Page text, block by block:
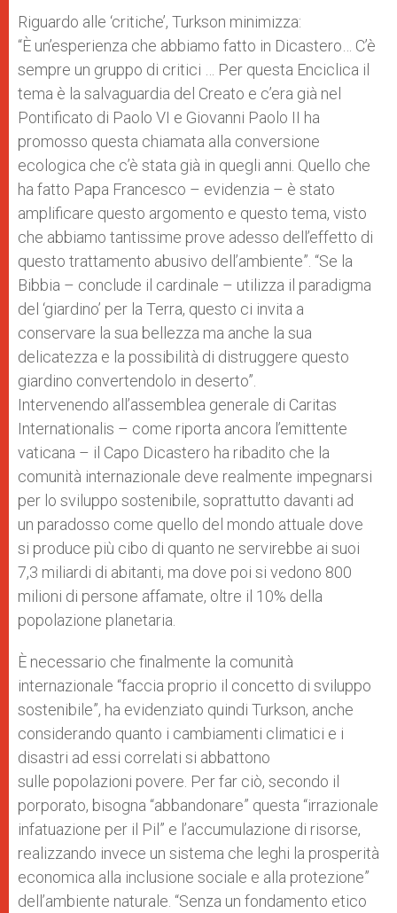
Riguardo alle ‘critiche’, Turkson minimizza:
“È un’esperienza che abbiamo fatto in Dicastero… C’è
sempre un gruppo di critici … Per questa Enciclica il
tema è la salvaguardia del Creato e c’era già nel
Pontificato di Paolo VI e Giovanni Paolo II ha
promosso questa chiamata alla conversione
ecologica che c’è stata già in quegli anni. Quello che
ha fatto Papa Francesco – evidenzia – è stato
amplificare questo argomento e questo tema, visto
che abbiamo tantissime prove adesso dell’effetto di
questo trattamento abusivo dell’ambiente”. “Se la
Bibbia – conclude il cardinale – utilizza il paradigma
del ‘giardino’ per la Terra, questo ci invita a
conservare la sua bellezza ma anche la sua
delicatezza e la possibilità di distruggere questo
giardino convertendolo in deserto”.
Intervenendo all’assemblea generale di Caritas
Internationalis – come riporta ancora l’emittente
vaticana – il Capo Dicastero ha ribadito che la
comunità internazionale deve realmente impegnarsi
per lo sviluppo sostenibile, soprattutto davanti ad
un paradosso come quello del mondo attuale dove
si produce più cibo di quanto ne servirebbe ai suoi
7,3 miliardi di abitanti, ma dove poi si vedono 800
milioni di persone affamate, oltre il 10% della
popolazione planetaria.
È necessario che finalmente la comunità
internazionale “faccia proprio il concetto di sviluppo
sostenibile”, ha evidenziato quindi Turkson, anche
considerando quanto i cambiamenti climatici e i
disastri ad essi correlati si abbattono
sulle popolazioni povere. Per far ciò, secondo il
porporato, bisogna “abbandonare” questa “irrazionale
infatuazione per il Pil” e l’accumulazione di risorse,
realizzando invece un sistema che leghi la prosperità
economica alla inclusione sociale e alla protezione”
dell’ambiente naturale. “Senza un fondamento etico